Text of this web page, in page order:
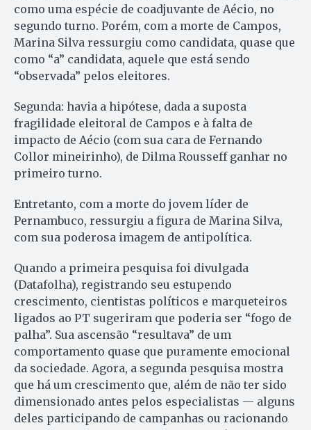
como uma espécie de coadjuvante de Aécio, no
segundo turno. Porém, com a morte de Campos,
Marina Silva ressurgiu como candidata, quase que
como “a” candidata, aquele que está sendo
“observada” pelos eleitores.
Segunda: havia a hipótese, dada a suposta
fragilidade eleitoral de Campos e à falta de
impacto de Aécio (com sua cara de Fernando
Collor mineirinho), de Dilma Rousseff ganhar no
primeiro turno.
Entretanto, com a morte do jovem líder de
Pernambuco, ressurgiu a figura de Marina Silva,
com sua poderosa imagem de antipolítica.
Quando a primeira pesquisa foi divulgada
(Datafolha), registrando seu estupendo
crescimento, cientistas políticos e marqueteiros
ligados ao PT sugeriram que poderia ser “fogo de
palha”. Sua ascensão “resultava” de um
comportamento quase que puramente emocional
da sociedade. Agora, a segunda pesquisa mostra
que há um crescimento que, além de não ter sido
dimensionado antes pelos especialistas — alguns
deles participando de campanhas ou racionando